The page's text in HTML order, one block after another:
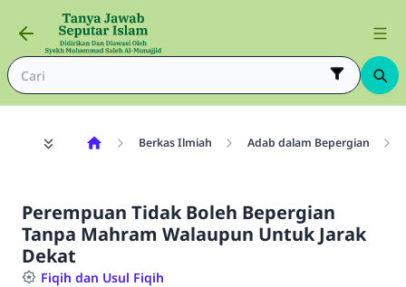
Berkas Ilmiah Adab dalam Bepergian
Perempuan Tidak Boleh Bepergian
Tanpa Mahram Walaupun Untuk Jarak
Dekat
Fiqih dan Usul Fiqih